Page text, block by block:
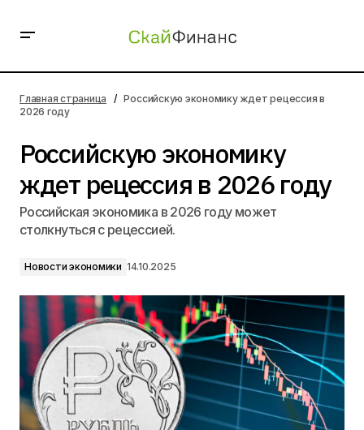
Главная страница
Российскую экономику ждет рецессия в
2026 году
Российскую экономику
ждет рецессия в 2026 году
Российская экономика в 2026 году может
столкнуться с рецессией.
Новости экономики 14.10.2025